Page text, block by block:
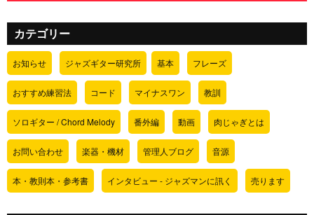
カテゴリー
お知らせ ジャズギター研究所 基本 フレーズ
おすすめ練習法 コード マイナスワン 教訓
ソロギター / Chord Melody 番外編 動画 肉じゃぎとは
お問い合わせ 楽器・機材 管理人ブログ 音源
本・教則本・参考書 インタビュー - ジャズマンに訊く 売ります